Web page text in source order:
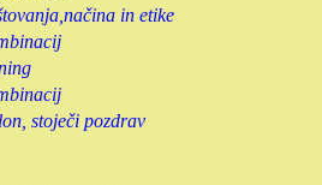
in etike
stoječi pozdrav